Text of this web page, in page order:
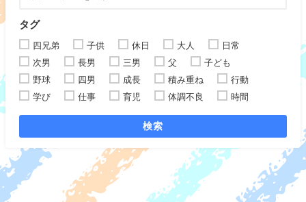
タグ
四兄弟 子供 休日 大人
日常
次男
長男 三男 父
子ども
野球
四男 成長 積み重ね
行動
学び
仕事 育児 体調不良 時間
検索